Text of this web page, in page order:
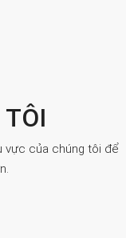
vực của chúng tôi để